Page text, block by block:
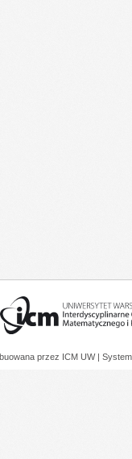
przez ICM UW |